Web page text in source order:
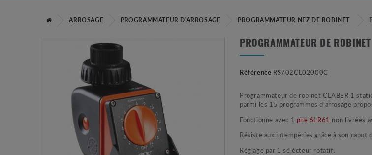
ARROSAGE PROGRAMMATEUR D'ARROSAGE PROGRAMMATEUR NEZ DE ROBINET
PROGRAMMATEUR DE
Référence RS702CL02000C
Programmateur de robinet CLABER 1
parmi les 15 programmes d'arrosage
Fonctionne avec 1 pile 6LR61 non livrées
Résiste aux intempéries grâce à son capot
Réglage par 1 sélécteur rotatif.